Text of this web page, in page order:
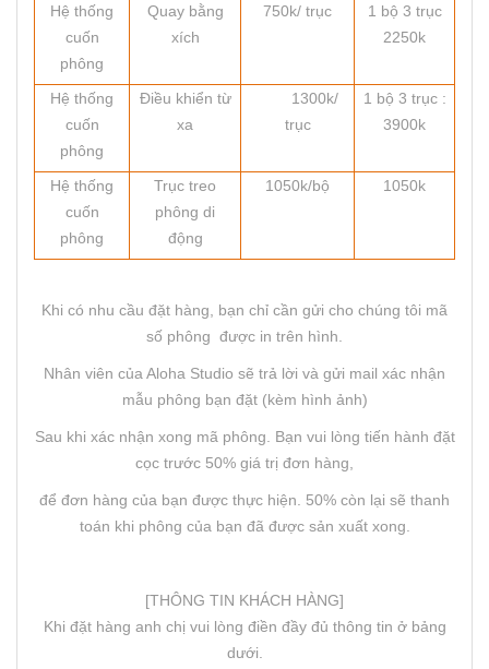
Hệ thống
cuốn
phông
Quay bằng
xích
750k/ trục
1 bộ 3 trục
2250k
Hệ thống
cuốn
phông
Điều khiển từ
xa
1300k/
trục
1 bộ 3 trục :
3900k
Hệ thống
cuốn
phông
Trục treo
phông di
động
1050k/bộ 1050k
Khi có nhu cầu đặt hàng, bạn chỉ cần gửi cho chúng tôi mã
số phông được in trên hình.
Nhân viên của Aloha Studio sẽ trả lời và gửi mail xác nhận
mẫu phông bạn đặt (kèm hình ảnh)
Sau khi xác nhận xong mã phông. Bạn vui lòng tiến hành đặt
cọc trước 50% giá trị đơn hàng,
để đơn hàng của bạn được thực hiện. 50% còn lại sẽ thanh
toán khi phông của bạn đã được sản xuất xong.
[THÔNG TIN KHÁCH HÀNG]
Khi đặt hàng anh chị vui lòng điền đầy đủ thông tin ở bảng
dưới.